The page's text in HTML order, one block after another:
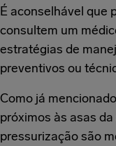
É aconselhável que
consultem um
estratégias de
preventivos ou
Como já
próximos às asas
pressurização são